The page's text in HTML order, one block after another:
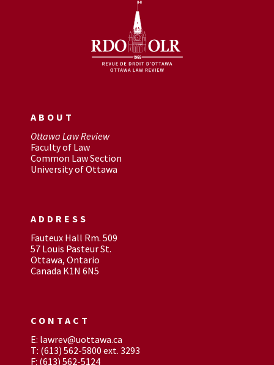
ABOUT
Ottawa Law Review
Faculty of Law
Common Law Section
University of Ottawa
ADDRESS
Fauteux Hall Rm. 509
57 Louis Pasteur St.
Ottawa, Ontario
Canada K1N 6N5
CONTACT
E: lawrev@uottawa.ca
T: (613) 562-5800 ext. 3293
F: (613) 562-5124